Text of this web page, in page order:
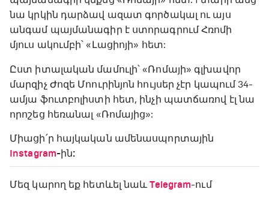
նա կրկին դարձավ ազատ գործակալ ու այս
անգամ պայմանագիր է ստորագրում Հռոմի
մյուս ակումբի՝ «Լացիոյի» հետ:
Ըստ իտալական մամուլի՝ «Ռոմայի» գլխավոր
մարզիչ Ժոզե Մոուրինյոն հույսեր չէր կապում 34-
ամյա ֆուտբոլիստի հետ, ինչի պատճառով էլ նա
որոշեց հեռանալ «Ռոմայից»:
Միացի՛ր հայկական ամենասպորտային
Instagram-ին:
Մեզ կարող եք հետևել նաև Telegram-ում